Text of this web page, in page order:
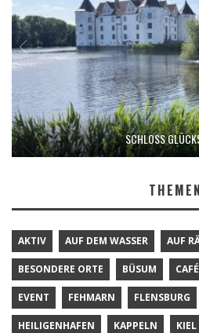
SCHLOSS
THEMEN
AKTIV AUF DEM WASSER AUF
BESONDERE ORTE BÜSUM
EVENT FEHMARN FLENSBURG
HEILIGENHAFEN KAPPELN KIEL